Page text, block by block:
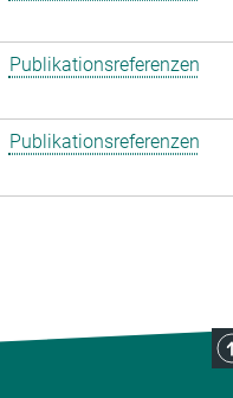
Publikationsreferenzen
Publikationsreferenzen